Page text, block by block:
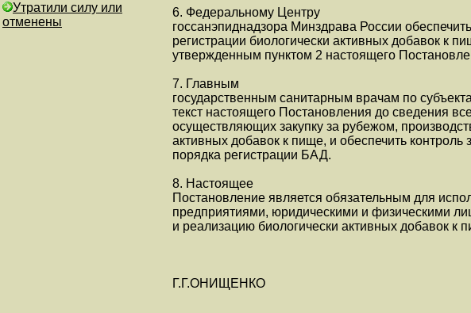
Утратили силу или
отменены
6. Федеральному Центру
госсанэпиднадзора Минздрава России
регистрации биологически активных добавок к
утвержденным пунктом 2 настоящего
7. Главным
государственным санитарным врачам по
текст настоящего Постановления до сведения
осуществляющих закупку за рубежом,
активных добавок к пище, и обеспечить
порядка регистрации БАД.
8. Настоящее
Постановление является обязательным для
предприятиями, юридическими и физическими
и реализацию биологически активных добавок к
Г.Г.ОНИЩЕНКО